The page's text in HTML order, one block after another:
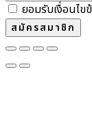
ยอมรับเงื่อนไ